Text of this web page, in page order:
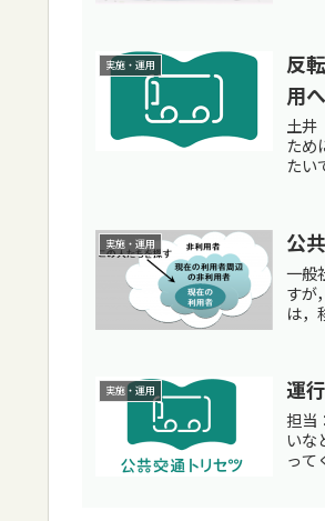
実施・運用
反
用
土井
ため
たい
実施・運用 公
一般
すが
は，
実施・運用 運
担当
いな
って